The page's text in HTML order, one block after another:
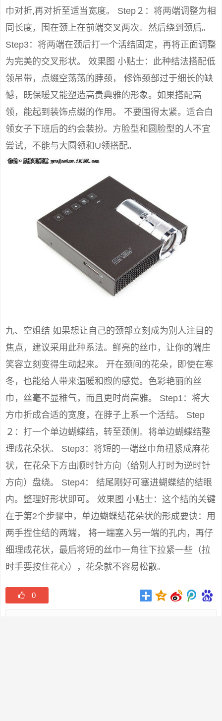
巾对折,再对折至适当宽度。 Step２：将两端调整为相
同长度，围在颈上在前端交叉两次。然后绕到颈后。
Step3：将两端在颈后打一个活结固定，再将正面调整
为完美的交叉形状。 效果图 小贴士：此种结法搭配低
领吊带，点缀空荡荡的脖颈， 修饰颈部过于细长的缺
憾，既保暖又能塑造高贵典雅的形象。如果搭配高
领，能起到装饰点缀的作用。 不要围得太紧。适合白
领女子下班后的约会装扮。方脸型和圆脸型的人不宜
尝试，不能与大圆领和U领搭配。
九、空姐结 如果想让自己的颈部立刻成为别人注目的
焦点，建议采用此种系法。鲜亮的丝巾，让你的端庄
笑容立刻变得生动起来。 开在颈间的花朵，即使在寒
冬，也能给人带来温暖和煦的感觉。色彩艳丽的丝
巾，丝毫不显稚气，而且更时尚高雅。 Step1：将大
方巾折成合适的宽度，在脖子上系一个活结。 Step
２：打一个单边蝴蝶结，转至颈侧。将单边蝴蝶结整
理成花朵状。 Step3：将短的一端丝巾角扭紧成麻花
状，在花朵下方由顺时针方向（给别人打时为逆时针
方向）盘绕。 Step4： 结尾刚好可塞进蝴蝶结的结眼
内。整理好形状即可。 效果图 小贴士：这个结的关键
在于第2个步骤中，单边蝴蝶结花朵状的形成要诀：用
两手捏住结的两端， 将一端塞入另一端的孔内，再仔
细理成花状，最后将短的丝巾一角往下拉紧一些（拉
时手要按住花心），花朵就不容易松散。
0